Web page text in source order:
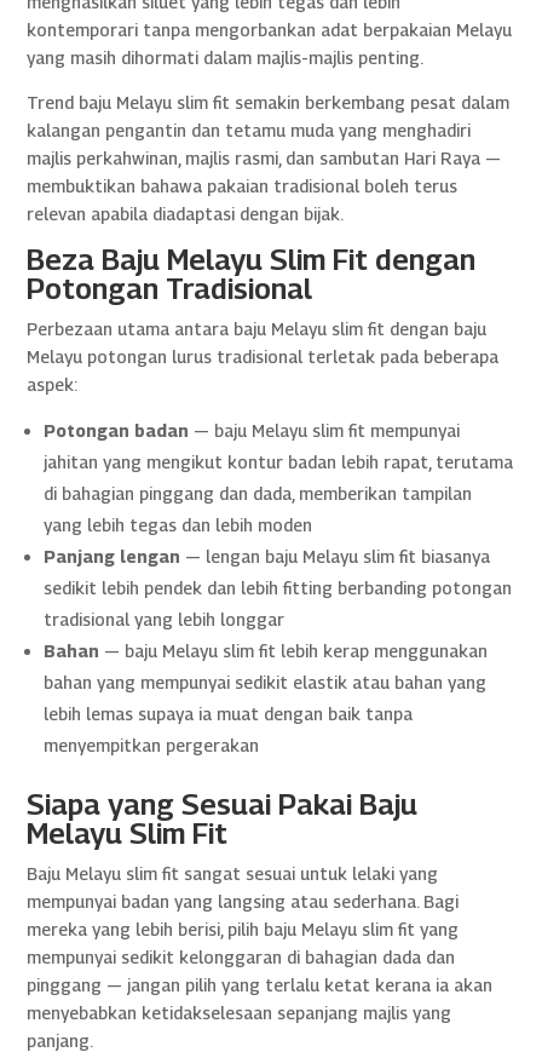
kontemporari tanpa mengorbankan adat berpakaian Melayu
yang masih dihormati dalam majlis-majlis penting.
Trend baju Melayu slim fit semakin berkembang pesat dalam
kalangan pengantin dan tetamu muda yang menghadiri
majlis perkahwinan, majlis rasmi, dan sambutan Hari Raya —
membuktikan bahawa pakaian tradisional boleh terus
relevan apabila diadaptasi dengan bijak.
Beza Baju Melayu Slim Fit dengan
Potongan Tradisional
Perbezaan utama antara baju Melayu slim fit dengan baju
Melayu potongan lurus tradisional terletak pada beberapa
aspek:
Potongan badan — baju Melayu slim fit mempunyai
jahitan yang mengikut kontur badan lebih rapat, terutama
di bahagian pinggang dan dada, memberikan tampilan
yang lebih tegas dan lebih moden
Panjang lengan — lengan baju Melayu slim fit biasanya
sedikit lebih pendek dan lebih fitting berbanding potongan
tradisional yang lebih longgar
Bahan — baju Melayu slim fit lebih kerap menggunakan
bahan yang mempunyai sedikit elastik atau bahan yang
lebih lemas supaya ia muat dengan baik tanpa
menyempitkan pergerakan
Siapa yang Sesuai Pakai Baju
Melayu Slim Fit
Baju Melayu slim fit sangat sesuai untuk lelaki yang
mempunyai badan yang langsing atau sederhana. Bagi
mereka yang lebih berisi, pilih baju Melayu slim fit yang
mempunyai sedikit kelonggaran di bahagian dada dan
pinggang — jangan pilih yang terlalu ketat kerana ia akan
menyebabkan ketidakselesaan sepanjang majlis yang
panjang.